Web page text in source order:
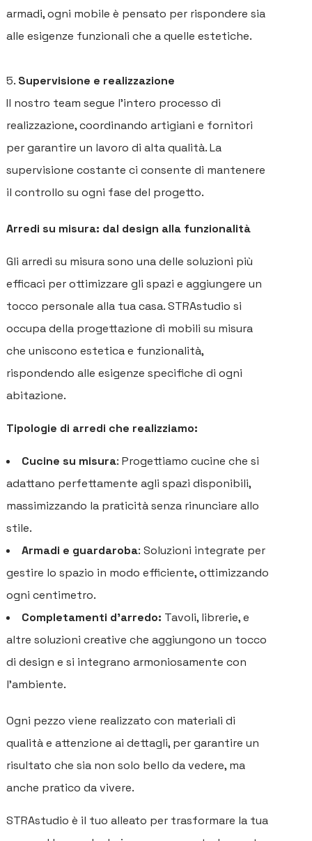
armadi, ogni mobile è pensato per rispondere sia
alle esigenze funzionali che a quelle estetiche.
Supervisione e realizzazione
Il nostro team segue l'intero processo di
realizzazione, coordinando artigiani e fornitori
per garantire un lavoro di alta qualità. La
supervisione costante ci consente di mantenere
il controllo su ogni fase del progetto.
Arredi su misura: dal design alla funzionalità
Gli arredi su misura sono una delle soluzioni più
efficaci per ottimizzare gli spazi e aggiungere un
tocco personale alla tua casa. STRAstudio si
occupa della progettazione di mobili su misura
che uniscono estetica e funzionalità,
rispondendo alle esigenze specifiche di ogni
abitazione.
Tipologie di arredi che realizziamo:
Cucine su misura: Progettiamo cucine che si
adattano perfettamente agli spazi disponibili,
massimizzando la praticità senza rinunciare allo
stile.
Armadi e guardaroba: Soluzioni integrate per
gestire lo spazio in modo efficiente, ottimizzando
ogni centimetro.
Completamenti d'arredo: Tavoli, librerie, e
altre soluzioni creative che aggiungono un tocco
di design e si integrano armoniosamente con
l’ambiente.
Ogni pezzo viene realizzato con materiali di
qualità e attenzione ai dettagli, per garantire un
risultato che sia non solo bello da vedere, ma
anche pratico da vivere.
STRAstudio è il tuo alleato per trasformare la tua